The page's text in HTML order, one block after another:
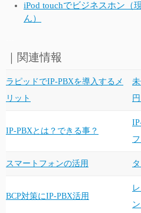
iPod touchでビジネスホン（
ん）
｜関連情報
ラピッドでIP-PBXを導入するメ
リット
IP-PBXとは？できる事？
スマートフォンの活用
BCP対策にIP-PBX活用